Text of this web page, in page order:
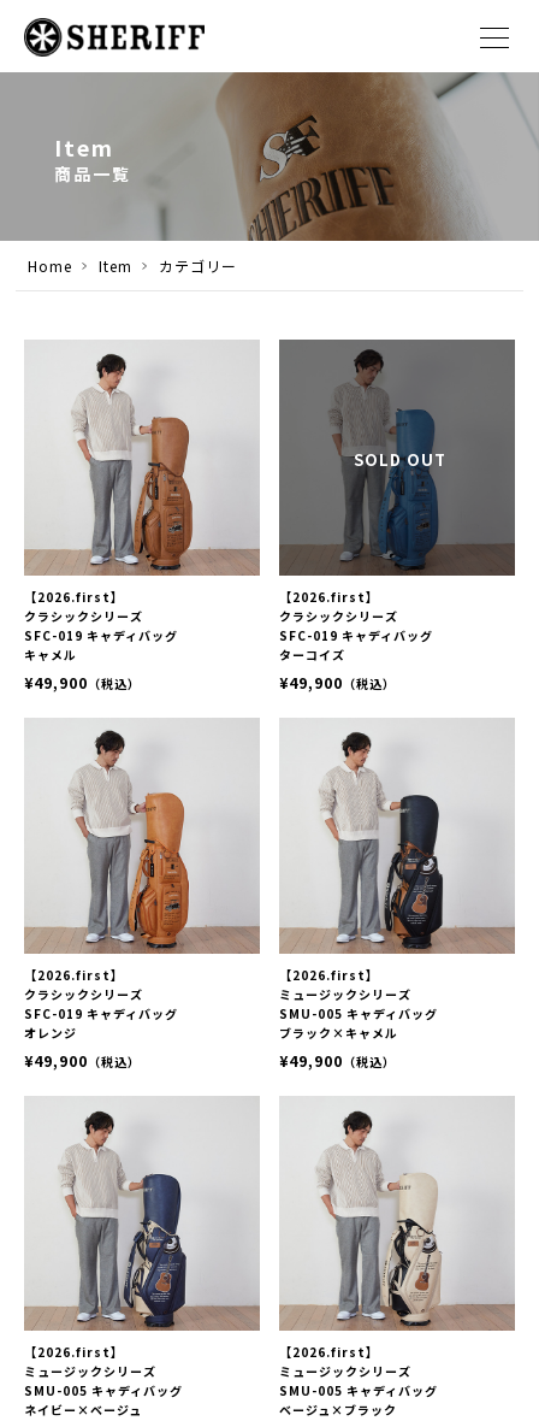
Item
商品一覧
Home Item カテゴリー
【2026.first】
クラシックシリーズ
SFC-019 キャディバッグ
キャメル
¥49,900 （税込）
SOLD OUT
【2026.first】
クラシックシリーズ
SFC-019 キャディバッグ
ターコイズ
¥49,900 （税込）
【2026.first】
クラシックシリーズ
SFC-019 キャディバッグ
オレンジ
¥49,900 （税込）
【2026.first】
ミュージックシリーズ
SMU-005 キャディバッグ
ブラック×キャメル
¥49,900 （税込）
【2026.first】
ミュージックシリーズ
SMU-005 キャディバッグ
ネイビー×ベージュ
【2026.first】
ミュージックシリーズ
SMU-005 キャディバッグ
ベージュ×ブラック